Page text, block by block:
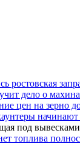
ростовская
дело о
цен на зерно
начинают
под
топлива